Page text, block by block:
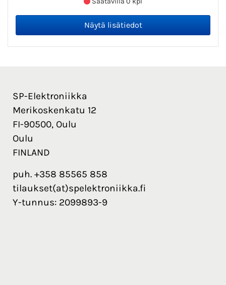
SP-Elektroniikka
Merikoskenkatu 12
FI-90500, Oulu
Oulu
FINLAND
puh. +358 85565 858
tilaukset(at)spelektroniikka.fi
Y-tunnus: 2099893-9